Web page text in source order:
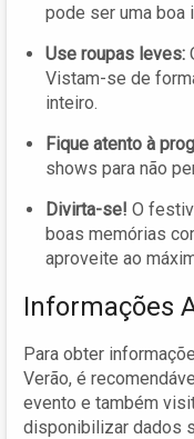
pode ser uma boa
Use roupas leves:
Vistam-se de
inteiro.
Fique atento à
shows para não
Divirta-se! O
boas memórias
aproveite ao
Informações
Para obter
Verão, é
evento e também
disponibilizar dados